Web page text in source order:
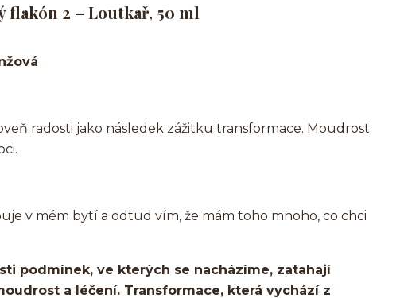
2 – Loutkař, 50 ml
radosti jako následek zážitku transformace. Moudrost
v mém bytí a odtud vím, že mám toho mnoho, co chci
podmínek, ve kterých se nacházíme, zatahají
a léčení. Transformace, která vychází z